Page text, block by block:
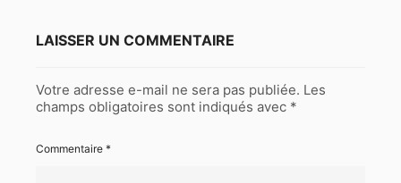
LAISSER UN COMMENTAIRE
Votre adresse e-mail ne sera pas publiée. Les
champs obligatoires sont indiqués avec *
Commentaire *